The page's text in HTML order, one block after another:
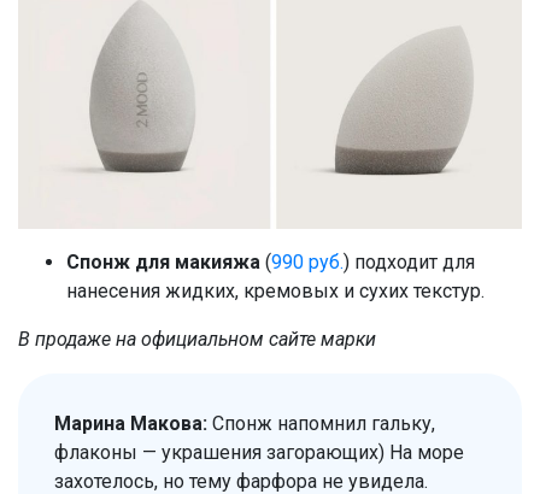
Спонж для макияжа (990 руб.) подходит для
нанесения жидких, кремовых и сухих текстур.
В продаже на официальном сайте марки
Марина Макова: Спонж напомнил гальку,
флаконы — украшения загорающих) На море
захотелось, но тему фарфора не увидела.